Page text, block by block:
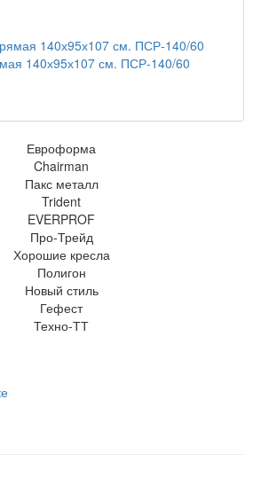
140х95х107 см. ПСР-140/60